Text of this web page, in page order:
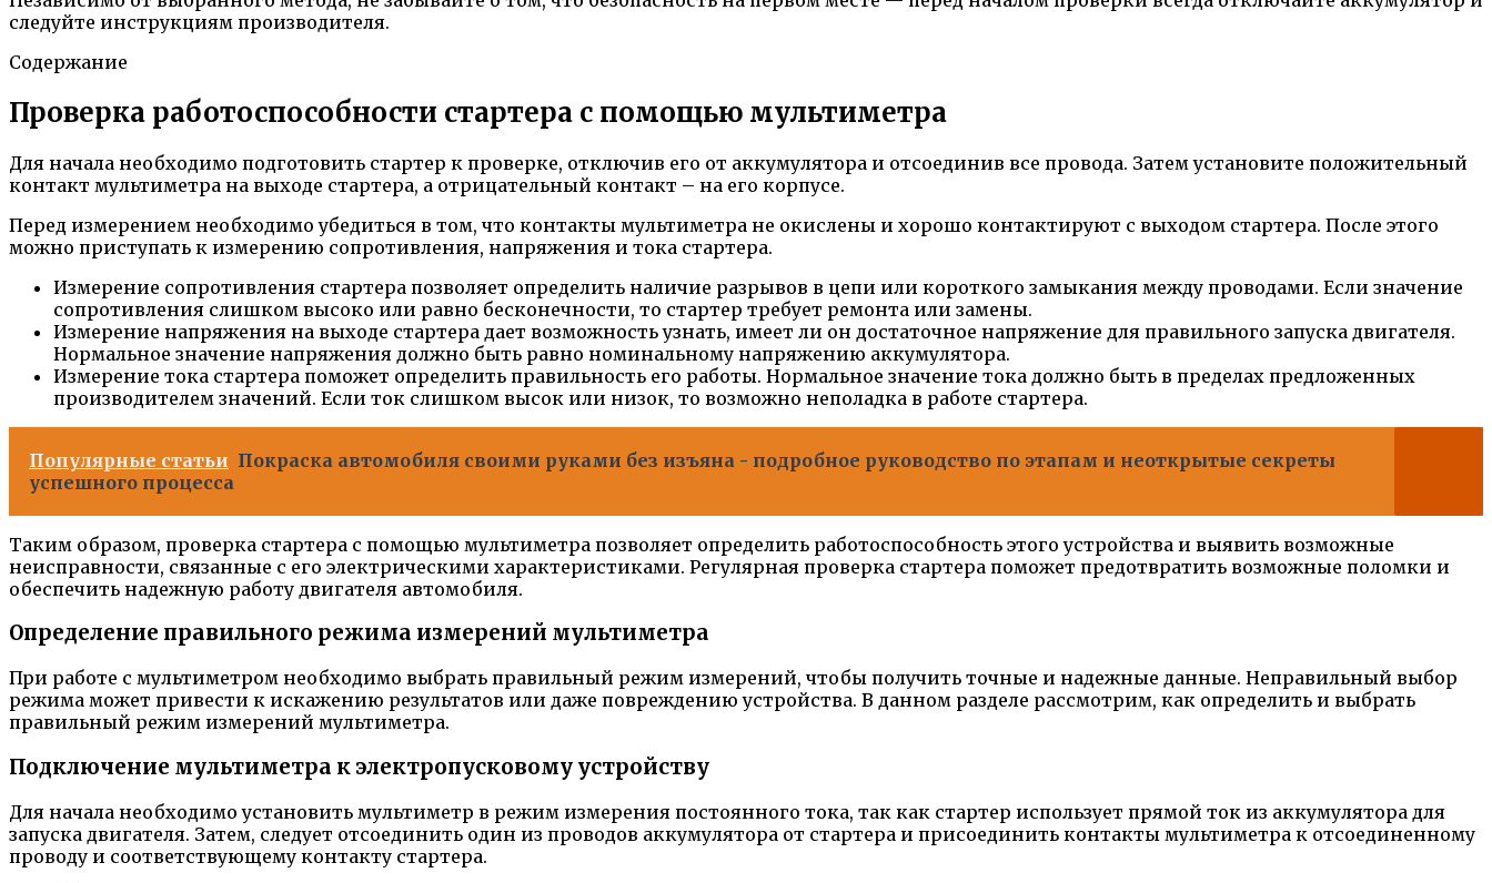
следуйте инструкциям производителя.
Содержание
Проверка работоспособности стартера с помощью мультиметра
Для начала необходимо подготовить стартер к проверке, отключив его от аккумулятора и отсоединив все провода. Затем установите положительный
контакт мультиметра на выходе стартера, а отрицательный контакт – на его корпусе.
Перед измерением необходимо убедиться в том, что контакты мультиметра не окислены и хорошо контактируют с выходом стартера. После этого
можно приступать к измерению сопротивления, напряжения и тока стартера.
Измерение сопротивления стартера позволяет определить наличие разрывов в цепи или короткого замыкания между проводами. Если значение
сопротивления слишком высоко или равно бесконечности, то стартер требует ремонта или замены.
Измерение напряжения на выходе стартера дает возможность узнать, имеет ли он достаточное напряжение для правильного запуска двигателя.
Нормальное значение напряжения должно быть равно номинальному напряжению аккумулятора.
Измерение тока стартера поможет определить правильность его работы. Нормальное значение тока должно быть в пределах предложенных
производителем значений. Если ток слишком высок или низок, то возможно неполадка в работе стартера.
Популярные статьи Покраска автомобиля своими руками без изъяна - подробное руководство по этапам и неоткрытые секреты
успешного процесса
Таким образом, проверка стартера с помощью мультиметра позволяет определить работоспособность этого устройства и выявить возможные
неисправности, связанные с его электрическими характеристиками. Регулярная проверка стартера поможет предотвратить возможные поломки и
обеспечить надежную работу двигателя автомобиля.
Определение правильного режима измерений мультиметра
При работе с мультиметром необходимо выбрать правильный режим измерений, чтобы получить точные и надежные данные. Неправильный выбор
режима может привести к искажению результатов или даже повреждению устройства. В данном разделе рассмотрим, как определить и выбрать
правильный режим измерений мультиметра.
Подключение мультиметра к электропусковому устройству
Для начала необходимо установить мультиметр в режим измерения постоянного тока, так как стартер использует прямой ток из аккумулятора для
запуска двигателя. Затем, следует отсоединить один из проводов аккумулятора от стартера и присоединить контакты мультиметра к отсоединенному
проводу и соответствующему контакту стартера.